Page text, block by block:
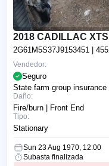
2018 CADILLAC
2G61M5S37J9153451 |
Vendedor:
Seguro
State farm group insurance
Daño:
Fire/burn | Front End
Tipo:
Stationary
Sun 23 Aug 1970, 12:00
Subasta finalizada